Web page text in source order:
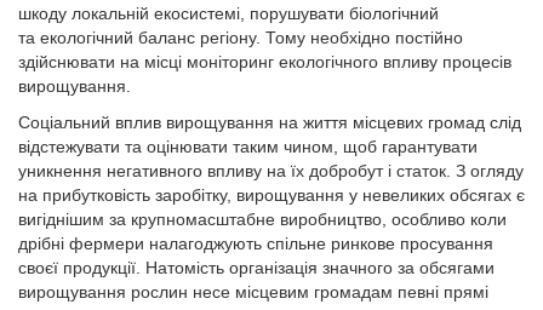
шкоду локальній екосистемі, порушувати біологічний
та екологічний баланс регіону. Тому необхідно постійно
здійснювати на місці моніторинг екологічного впливу процесів
вирощування.
Соціальний вплив вирощування на життя місцевих громад слід
відстежувати та оцінювати таким чином, щоб гарантувати
уникнення негативного впливу на їх добробут і статок. З огляду
на прибутковість заробітку, вирощування у невеликих обсягах є
вигіднішим за крупномасштабне виробництво, особливо коли
дрібні фермери налагоджують спільне ринкове просування
своєї продукції. Натомість організація значного за обсягами
вирощування рослин несе місцевим громадам певні прямі